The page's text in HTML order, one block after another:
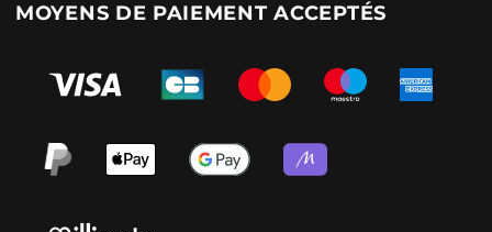
MOYENS DE PAIEMENT ACCEPTÉS